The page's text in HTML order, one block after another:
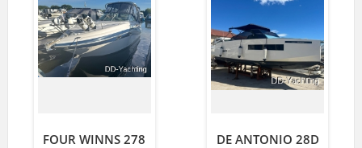
FOUR WINNS 278 DE ANTONIO 28D